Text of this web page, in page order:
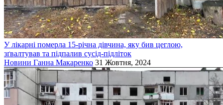
У лікарні померла 15-річна дівчина, яку бив цеглою,
зґвалтував та підпалив сусід-підліток
Новини Ганна Макаренко 31 Жовтня, 2024